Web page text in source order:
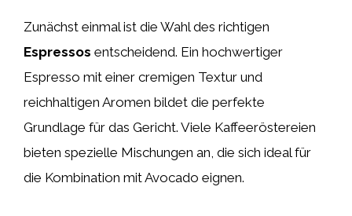
Zunächst einmal ist die Wahl des richtigen
Espressos entscheidend. Ein hochwertiger
Espresso mit einer cremigen Textur und
reichhaltigen Aromen bildet die perfekte
Grundlage für das Gericht. Viele Kaffeeröstereien
bieten spezielle Mischungen an, die sich ideal für
die Kombination mit Avocado eignen.